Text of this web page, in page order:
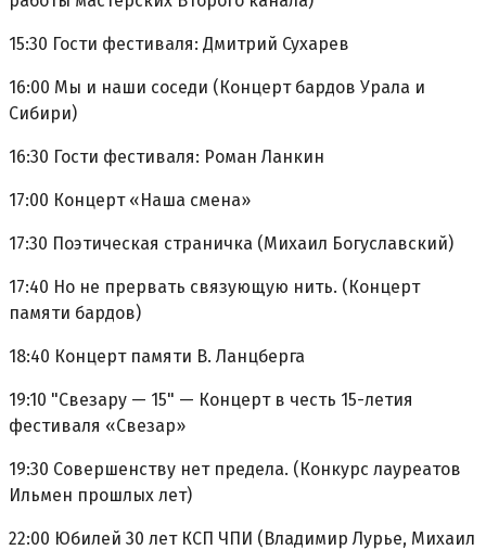
15:30 Гости фестиваля: Дмитрий Сухарев
16:00 Мы и наши соседи (Концерт бардов Урала и
Сибири)
16:30 Гости фестиваля: Роман Ланкин
17:00 Концерт «Наша смена»
17:30 Поэтическая страничка (Михаил Богуславский)
17:40 Но не прервать связующую нить. (Концерт
памяти бардов)
18:40 Концерт памяти В. Ланцберга
19:10 "Свезару — 15" — Концерт в честь 15-летия
фестиваля «Свезар»
19:30 Совершенству нет предела. (Конкурс лауреатов
Ильмен прошлых лет)
22:00 Юбилей 30 лет КСП ЧПИ (Владимир Лурье, Михаил